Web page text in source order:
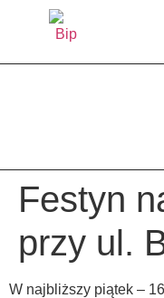
Festyn
przy ul.
W najbliższy piątek –